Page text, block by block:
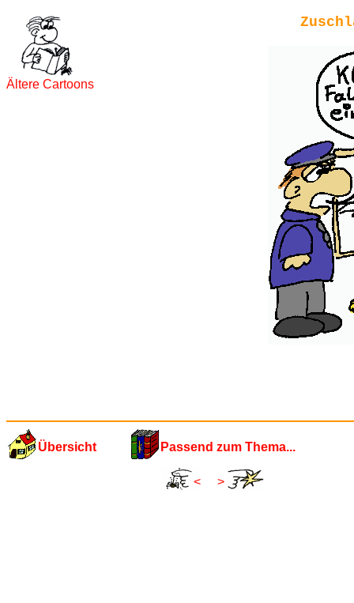
Ältere Cartoons
Übersicht Passend zum Thema...
< >